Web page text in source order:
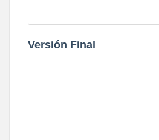
Versión Final